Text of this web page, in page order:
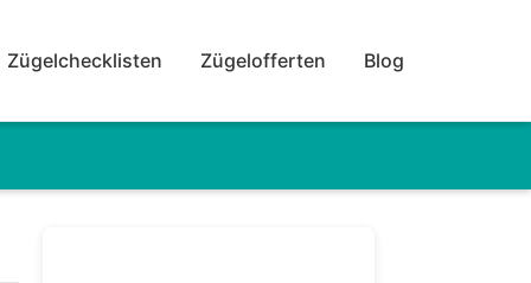
Zügelchecklisten Zügelofferten Blog